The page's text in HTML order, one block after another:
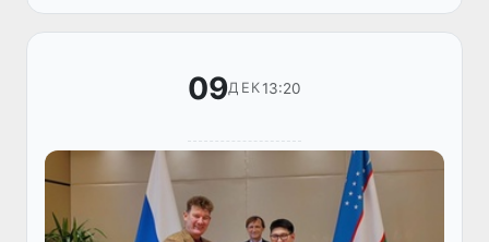
саудовский бизнес-фор...
09ДЕК13:20